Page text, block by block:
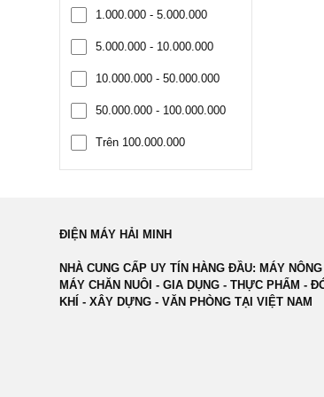
1.000.000 - 5.000.000
5.000.000 - 10.000.000
10.000.000 - 50.000.000
50.000.000 - 100.000.000
Trên 100.000.000
ĐIỆN MÁY HẢI MINH
NHÀ CUNG CẤP UY TÍN HÀNG ĐẦU: MÁY
MÁY CHĂN NUÔI - GIA DỤNG - THỰC PHẨM -
KHÍ - XÂY DỰNG - VĂN PHÒNG TẠI VIỆT NAM